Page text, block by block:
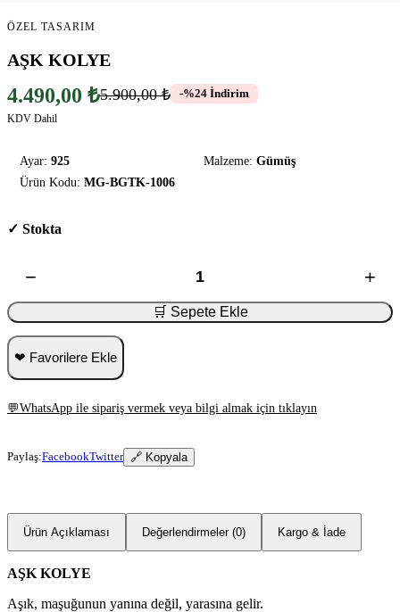
ÖZEL TASARIM
AŞK KOLYE
4.490,00 ₺5.900,00 ₺ -%24 İndirim
KDV Dahil
Ayar: 925 Malzeme: Gümüş
Ürün Kodu: MG-BGTK-1006
✓ Stokta
− +
🛒 Sepete Ekle
❤ Favorilere Ekle
💬WhatsApp ile sipariş vermek veya bilgi almak için tıklayın
Paylaş:FacebookTwitter 🔗 Kopyala
Ürün Açıklaması Değerlendirmeler (0) Kargo & İade
AŞK KOLYE
Aşık, maşuğunun yanına değil, yarasına gelir.